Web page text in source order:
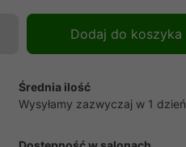
Dodaj do koszyka
Średnia ilość
Wysyłamy zazwyczaj w 1 dzień